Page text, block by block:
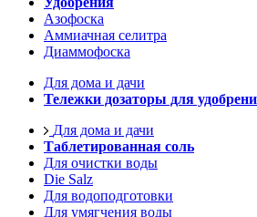
Азофоска
Аммиачная селитра
Диаммофоска
Для дома и дачи
Тележки дозаторы для
Для дома и дачи
Таблетированная соль
Для очистки воды
Die Salz
Для водоподготовки
Для умягчения воды